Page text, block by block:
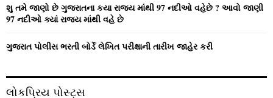
શુ તમે જાણો છે ગુજરાતના કયા રાજ્ય માંથી 97 નદીઓ વહેછે ? આવો જાણી
97 નદીઓ ક્યાં રાજ્ય માંથી વહે છે
ગુજરાત પોલીસ ભરતી બોર્ડે લેખિત પરીક્ષાની તારીખ જાહેર કરી
લોકપ્રિય પોસ્ટ્સ